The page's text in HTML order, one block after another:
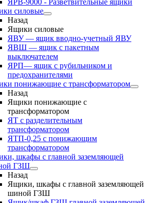
ЯРВ-9000 - Разветвительные ящики
силовые
Назад
Ящики силовые
ЯВУ — ящик вводно-учетный ЯВУ
ЯВШ — ящик с пакетным
выключателем
ЯРП— ящик с рубильником и
предохранителями
понижающие с трансформатором
Назад
Ящики понижающие с
трансформатором
ЯТ с разделительным
трансформатором
ЯТП-0,25 с понижающим
трансформатором
шкафы с главной заземляющей
ГЗШ
Назад
Ящики, шкафы с главной заземляющей
шиной ГЗШ